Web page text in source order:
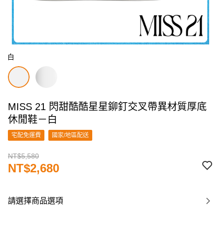
白
MISS 21 閃甜酷酷星星鉚釘交叉帶異材質厚底
休閒鞋－白
宅配免運費 國家/地區配送
NT$5,580
NT$2,680
請選擇商品選項